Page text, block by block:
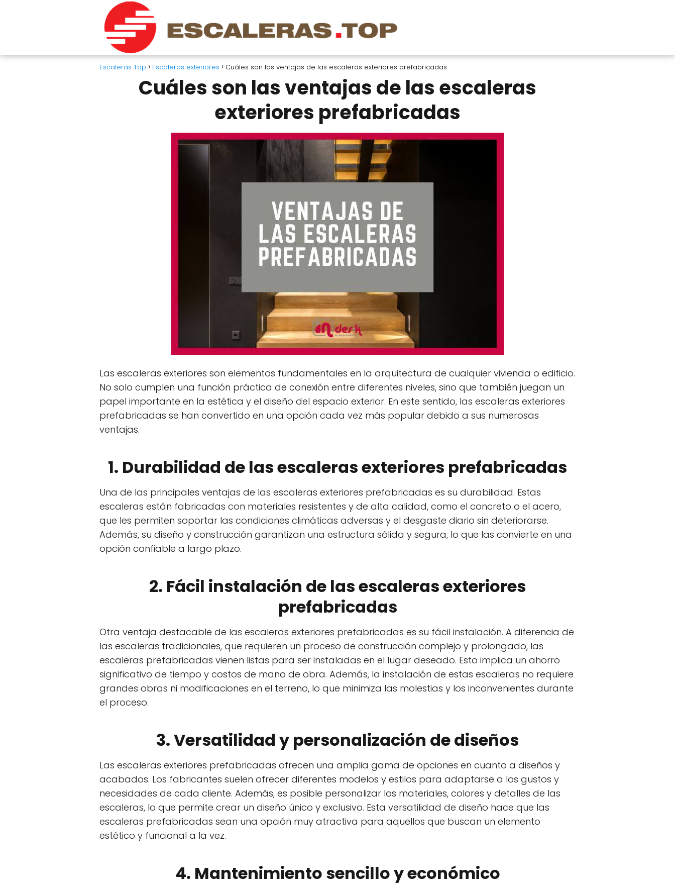
Escaleras Top Escaleras exteriores Cuáles son las ventajas de las escaleras exteriores prefabricadas
Cuáles son las ventajas de las escaleras
exteriores prefabricadas
Las escaleras exteriores son elementos fundamentales en la arquitectura de cualquier vivienda o edificio.
No solo cumplen una función práctica de conexión entre diferentes niveles, sino que también juegan un
papel importante en la estética y el diseño del espacio exterior. En este sentido, las escaleras exteriores
prefabricadas se han convertido en una opción cada vez más popular debido a sus numerosas
ventajas.
1. Durabilidad de las escaleras exteriores prefabricadas
Una de las principales ventajas de las escaleras exteriores prefabricadas es su durabilidad. Estas
escaleras están fabricadas con materiales resistentes y de alta calidad, como el concreto o el acero,
que les permiten soportar las condiciones climáticas adversas y el desgaste diario sin deteriorarse.
Además, su diseño y construcción garantizan una estructura sólida y segura, lo que las convierte en una
opción confiable a largo plazo.
2. Fácil instalación de las escaleras exteriores
prefabricadas
Otra ventaja destacable de las escaleras exteriores prefabricadas es su fácil instalación. A diferencia de
las escaleras tradicionales, que requieren un proceso de construcción complejo y prolongado, las
escaleras prefabricadas vienen listas para ser instaladas en el lugar deseado. Esto implica un ahorro
significativo de tiempo y costos de mano de obra. Además, la instalación de estas escaleras no requiere
grandes obras ni modificaciones en el terreno, lo que minimiza las molestias y los inconvenientes durante
el proceso.
3. Versatilidad y personalización de diseños
Las escaleras exteriores prefabricadas ofrecen una amplia gama de opciones en cuanto a diseños y
acabados. Los fabricantes suelen ofrecer diferentes modelos y estilos para adaptarse a los gustos y
necesidades de cada cliente. Además, es posible personalizar los materiales, colores y detalles de las
escaleras, lo que permite crear un diseño único y exclusivo. Esta versatilidad de diseño hace que las
escaleras prefabricadas sean una opción muy atractiva para aquellos que buscan un elemento
estético y funcional a la vez.
4. Mantenimiento sencillo y económico